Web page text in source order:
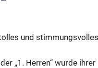
und
„1. Herren“ wurde